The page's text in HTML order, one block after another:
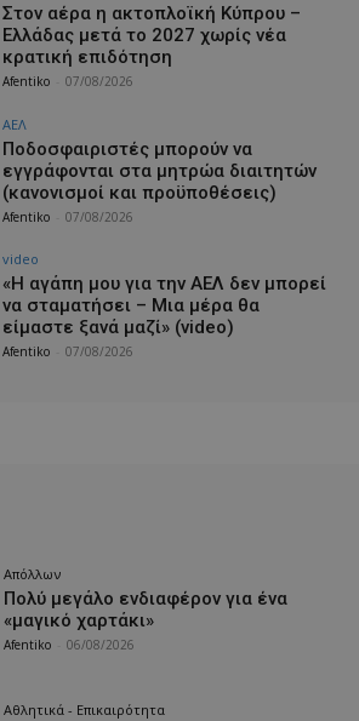
Στον αέρα η ακτοπλοϊκή Κύπρου –
Ελλάδας μετά το 2027 χωρίς νέα
κρατική επιδότηση
Afentiko 07/08/2026
ΑΕΛ
Ποδοσφαιριστές μπορούν να
εγγράφονται στα μητρώα διαιτητών
(κανονισμοί και προϋποθέσεις)
Afentiko 07/08/2026
video
«Η αγάπη μου για την ΑΕΛ δεν μπορεί
να σταματήσει – Μια μέρα θα
είμαστε ξανά μαζί» (video)
Afentiko 07/08/2026
Απόλλων
Πολύ μεγάλο ενδιαφέρον για ένα
«μαγικό χαρτάκι»
Afentiko 06/08/2026
Αθλητικά - Επικαιρότητα